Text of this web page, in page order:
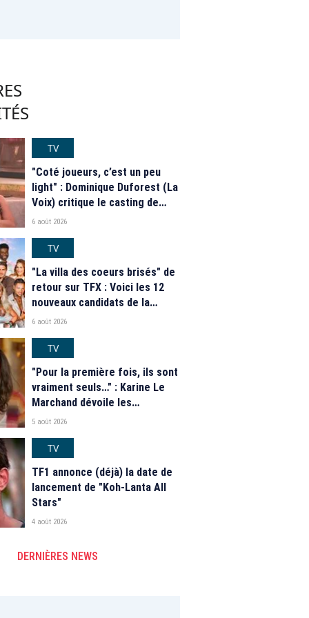
TV
"Coté joueurs, c’est un peu
light" : Dominique Duforest (La
Voix) critique le casting de
"Secret Story" 2026
6 août 2026
TV
"La villa des coeurs brisés" de
retour sur TFX : Voici les 12
nouveaux candidats de la
saison 2026
6 août 2026
TV
"Pour la première fois, ils sont
vraiment seuls…" : Karine Le
Marchand dévoile les
nouveautés des speed dating
2026
5 août 2026
TV
TF1 annonce (déjà) la date de
lancement de "Koh-Lanta All
Stars"
4 août 2026
DERNIÈRES NEWS